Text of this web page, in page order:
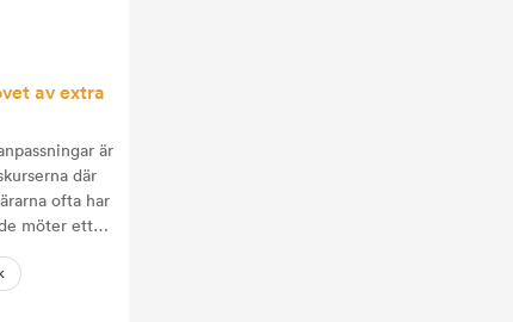
av extra
är
där
ofta har
möter ett